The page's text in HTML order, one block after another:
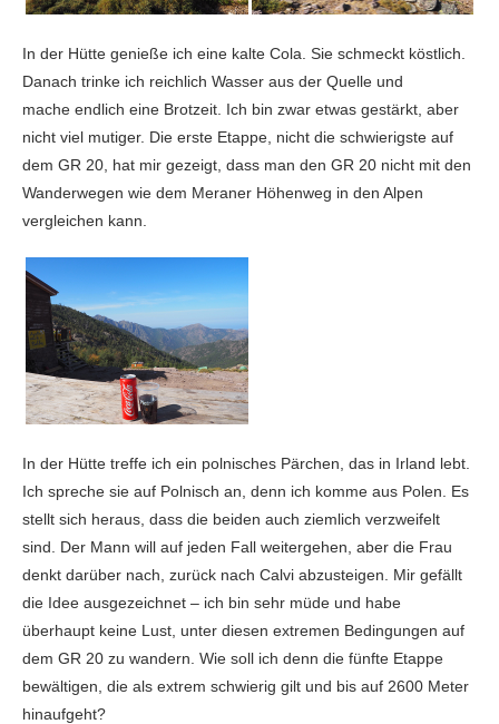
In der Hütte genieße ich eine kalte Cola. Sie schmeckt köstlich.
Danach trinke ich reichlich Wasser aus der Quelle und
mache endlich eine Brotzeit. Ich bin zwar etwas gestärkt, aber
nicht viel mutiger. Die erste Etappe, nicht die schwierigste auf
dem GR 20, hat mir gezeigt, dass man den GR 20 nicht mit den
Wanderwegen wie dem Meraner Höhenweg in den Alpen
vergleichen kann.
In der Hütte treffe ich ein polnisches Pärchen, das in Irland lebt.
Ich spreche sie auf Polnisch an, denn ich komme aus Polen. Es
stellt sich heraus, dass die beiden auch ziemlich verzweifelt
sind. Der Mann will auf jeden Fall weitergehen, aber die Frau
denkt darüber nach, zurück nach Calvi abzusteigen. Mir gefällt
die Idee ausgezeichnet – ich bin sehr müde und habe
überhaupt keine Lust, unter diesen extremen Bedingungen auf
dem GR 20 zu wandern. Wie soll ich denn die fünfte Etappe
bewältigen, die als extrem schwierig gilt und bis auf 2600 Meter
hinaufgeht?